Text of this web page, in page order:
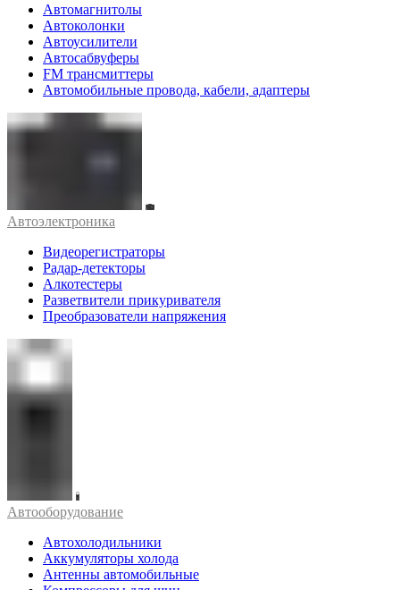
Автомагнитолы
Автоколонки
Автоусилители
Автосабвуферы
FM трансмиттеры
Автомобильные провода, кабели, адаптеры
Автоэлектроника
Видеорегистраторы
Радар-детекторы
Алкотестеры
Разветвители прикуривателя
Преобразователи напряжения
Автооборудование
Автохолодильники
Аккумуляторы холода
Антенны автомобильные